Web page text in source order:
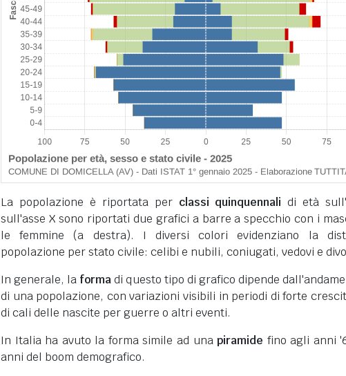
La popolazione è riportata per classi quinquennali di età
sull'asse X sono riportati due grafici a barre a specchio con i
le femmine (a destra). I diversi colori evidenziano la
popolazione per stato civile: celibi e nubili, coniugati, vedovi e
In generale, la formadi questo tipo di grafico dipende
di una popolazione, con variazioni visibili in periodi di forte
di cali delle nascite per guerre o altri eventi.
In Italia ha avuto la forma simile ad unapiramide fino agli anni
anni del boom demografico.